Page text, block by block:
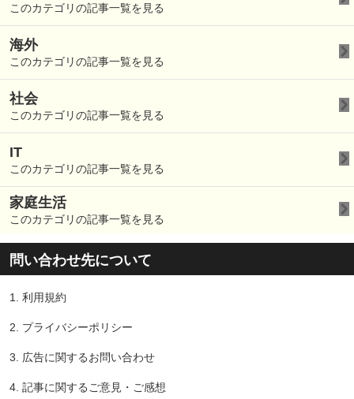
このカテゴリの記事一覧を見る
海外
このカテゴリの記事一覧を見る
社会
このカテゴリの記事一覧を見る
IT
このカテゴリの記事一覧を見る
家庭生活
このカテゴリの記事一覧を見る
問い合わせ先について
1. 利用規約
2. プライバシーポリシー
3. 広告に関するお問い合わせ
4. 記事に関するご意見・ご感想